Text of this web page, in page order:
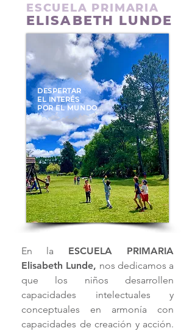
ESCUELA PRIMARIA
ELISABETH LUNDE
DESPERTAR
EL INTERÉS
POR EL MUNDO...
En la ESCUELA PRIMARIA
Elisabeth Lunde, nos dedicamos a
que los niños desarrollen
capacidades intelectuales y
conceptuales en armonía con
capacidades de creación y acción.